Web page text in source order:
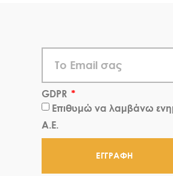
GDPR
Επιθυμώ να λαμβάνω
Α.Ε.
ΕΓΓΡΑΦΗ